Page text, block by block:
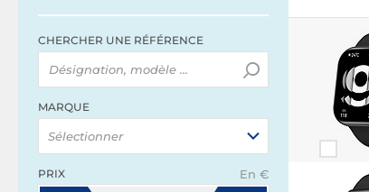
CHERCHER UNE RÉFÉRENCE
MARQUE
Sélectionner
PRIX En €